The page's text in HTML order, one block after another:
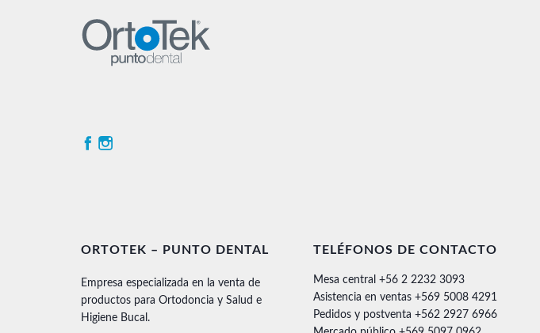
ORTOTEK – PUNTO DENTAL
Empresa especializada en la venta de
productos para Ortodoncia y Salud e
Higiene Bucal.
TELÉFONOS DE CONTACTO
Mesa central +56 2 2232 3093
Asistencia en ventas +569 5008 4291
Pedidos y postventa +562 2927 6966